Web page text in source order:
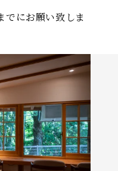
にお願い致しま